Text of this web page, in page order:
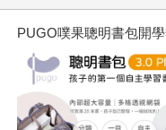
PUGO噗果聰明書包開